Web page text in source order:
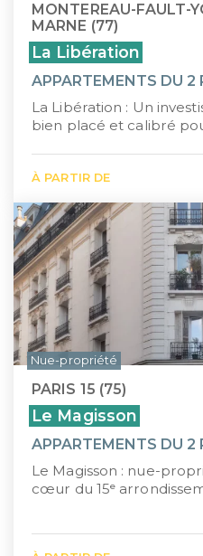
MONTEREAU-FAULT-
MARNE (77)
La Libération
APPARTEMENTS DU 2
La Libération : Un
bien placé et calibré
À PARTIR DE
PARIS 15 (75)
Le Magisson
APPARTEMENTS DU 2
Le Magisson : nue-
cœur du 15ᵉ
Nue-propriété